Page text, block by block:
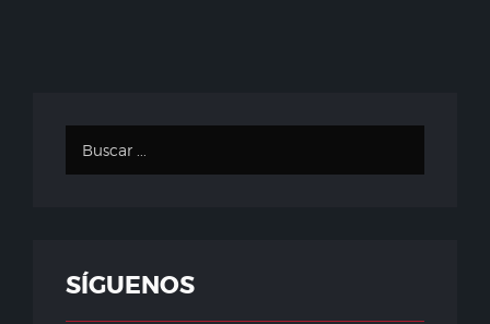
SÍGUENOS